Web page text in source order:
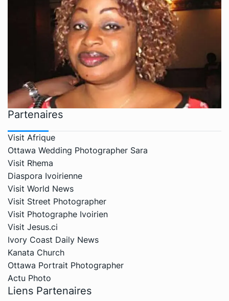
Partenaires
Visit Afrique
Ottawa Wedding Photographer Sara
Visit Rhema
Diaspora Ivoirienne
Visit World News
Visit Street Photographer
Visit Photographe Ivoirien
Visit Jesus.ci
Ivory Coast Daily News
Kanata Church
Ottawa Portrait Photographer
Actu Photo
Liens Partenaires